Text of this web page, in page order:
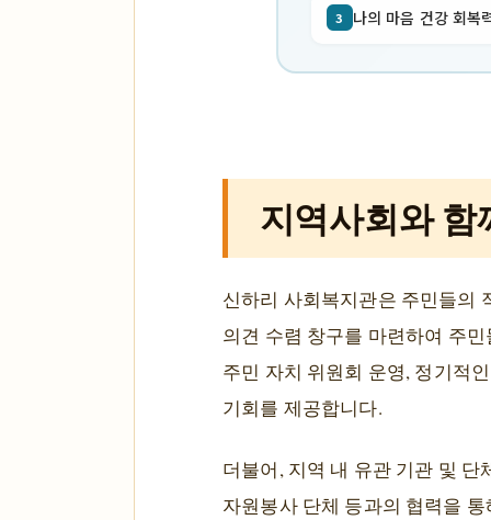
3 나의 마음 건강 회복
지역사회와
신하리 사회복지관은 주민들의
의견 수렴 창구를 마련하여 주
주민 자치 위원회 운영, 정기적
기회를 제공합니다.
더불어, 지역 내 유관 기관 및
자원봉사 단체 등과의 협력을